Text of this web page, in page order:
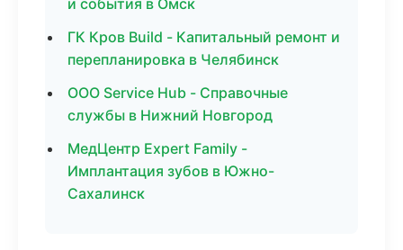
и события в Омск
ГК Кров Build - Капитальный ремонт и
перепланировка в Челябинск
ООО Service Hub - Справочные
службы в Нижний Новгород
МедЦентр Expert Family -
Имплантация зубов в Южно-
Сахалинск